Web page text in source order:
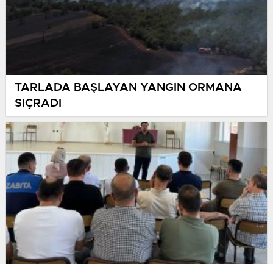
Aus Lustenau
BUGÜN
OFK Banik Lehota Pod Vtacnikom
18:00
OFK Malzenice
BUGÜN
TARLADA BAŞLAYAN YANGIN ORMANA
SIÇRADI